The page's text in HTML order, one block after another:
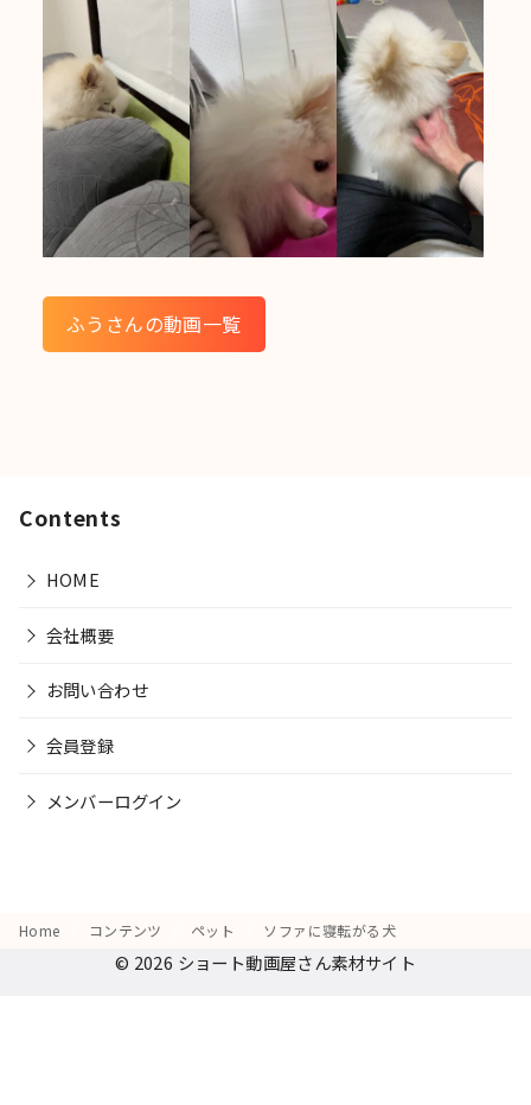
ふうさんの動画一覧
Contents
HOME
会社概要
お問い合わせ
会員登録
メンバーログイン
Home コンテンツ ペット ソファに寝転がる犬
© 2026 ショート動画屋さん素材サイト